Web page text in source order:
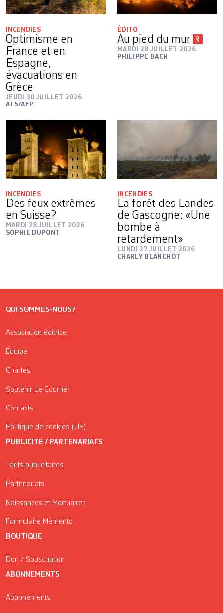
INCENDIES
Optimisme en
France et en
Espagne,
évacuations en
Grèce
JEUDI 30 JUILLET 2026
ATS/AFP
ÉDITO
Au pied du mur
MARDI 28 JUILLET 2026
PHILIPPE BACH
INCENDIES
Des feux extrêmes
en Suisse?
MARDI 28 JUILLET 2026
SOPHIE DUPONT
INCENDIES
La forêt des Landes
de Gascogne: «Une
bombe à
retardement»
LUNDI 27 JUILLET 2026
CHARLY BLANCHOT
QUI SOMMES-NOUS?
Association éditrice
Équipe
Chartes
Soutenir Le Courrier
Contacts
Politique de cookies (UE)
PUBLICITÉ / PARTENARIATS
Tarifs publicitaires
Partenariats
Naissances et Mortuaires
Formulaire Mémento
BOUTIQUE
Don / Souscription
ABONNEMENTS
Abonnements